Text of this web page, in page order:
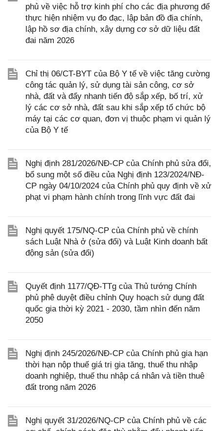
phủ về việc hỗ trợ kinh phí cho các địa phương để
thực hiện nhiệm vụ đo đạc, lập bản đồ địa chính,
lập hồ sơ địa chính, xây dựng cơ sở dữ liệu đất
đai năm 2026
Chỉ thị 06/CT-BYT của Bộ Y tế về việc tăng cường
công tác quản lý, sử dụng tài sản công, cơ sở
nhà, đất và đẩy nhanh tiến độ sắp xếp, bố trí, xử
lý các cơ sở nhà, đất sau khi sắp xếp tổ chức bộ
máy tại các cơ quan, đơn vị thuộc phạm vi quản lý
của Bộ Y tế
Nghị định 281/2026/NĐ-CP của Chính phủ sửa đổi,
bổ sung một số điều của Nghị định 123/2024/NĐ-
CP ngày 04/10/2024 của Chính phủ quy định về xử
phạt vi phạm hành chính trong lĩnh vực đất đai
Nghị quyết 175/NQ-CP của Chính phủ về chính
sách Luật Nhà ở (sửa đổi) và Luật Kinh doanh bất
động sản (sửa đổi)
Quyết định 1177/QĐ-TTg của Thủ tướng Chính
phủ phê duyệt điều chỉnh Quy hoạch sử dụng đất
quốc gia thời kỳ 2021 - 2030, tầm nhìn đến năm
2050
Nghị định 245/2026/NĐ-CP của Chính phủ gia hạn
thời hạn nộp thuế giá trị gia tăng, thuế thu nhập
doanh nghiệp, thuế thu nhập cá nhân và tiền thuê
đất trong năm 2026
Nghị quyết 31/2026/NQ-CP của Chính phủ về các